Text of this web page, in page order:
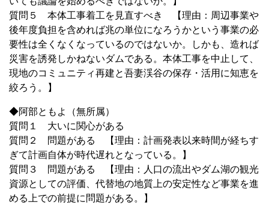
質問５ 本体工事着工を見直すべき 【理由：周辺事業や
後年度負担を含めれば兆の単位になろうかという事業の必
要性は全くなくなっているのではないか。しかも、造れば
災害を誘発しかねないダムである。本体工事を中止して、
現地のコミュニティ再建と吾妻渓谷の保存・活用に知恵を
絞ろう。】
◆阿部ともよ（無所属）
質問１ 大いに関心がある
質問２ 問題がある 【理由：計画発表以来時間が経ちす
ぎて計画自体が時代遅れとなっている。】
質問３ 問題がある 【理由：人口の流出やダム湖の観光
資源としての評価、代替地の地質上の安定性など事業を進
める上での前提に問題がある。】